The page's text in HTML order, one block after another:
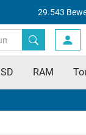
29.543
RAM